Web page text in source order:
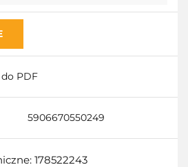
PDF
5906670550249
178522243